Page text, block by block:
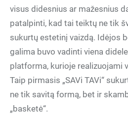
visus didesnius ar mažesnius
patalpinti, kad tai teiktų ne tik
sukurtų estetinį vaizdą. Idėjos
galima buvo vadinti viena
platforma, kurioje realizuojami
Taip pirmasis „SAVi TAVi“
ne tik savitą formą, bet ir
„basketė“.